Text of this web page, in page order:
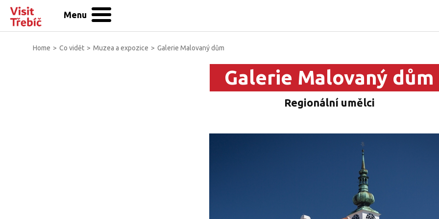
Menu
Home > Co vidět > Muzea a expozice > Galerie Malovaný dům
Galerie Malovaný dům
Regionální umělci